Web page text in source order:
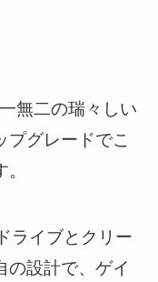
無二の瑞々しい
プグレードでこ
ライブとクリー
の設計で、ゲイ